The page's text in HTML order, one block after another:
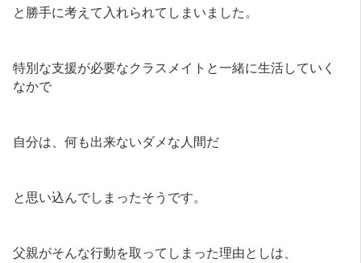
と勝手に考えて入れられてしまいました。
特別な支援が必要なクラスメイトと一緒に生活していく
なかで
自分は、何も出来ないダメな人間だ
と思い込んでしまったそうです。
父親がそんな行動を取ってしまった理由としは、